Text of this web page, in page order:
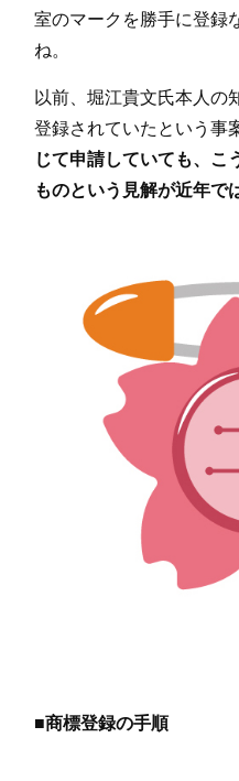
室のマークを勝手に登録
ね。
以前、堀江貴文氏本人の
登録されていたという事
じて申請していても、こ
ものという見解が近年で
■商標登録の手順